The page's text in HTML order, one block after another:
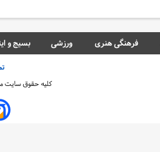
فرهنگی هنری ورزشی بسیج و
کلیه حقوق سایت